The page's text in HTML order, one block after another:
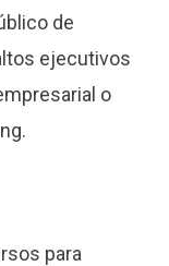
de
ejecutivos
o
para